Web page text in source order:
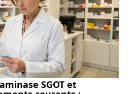
SGOT et